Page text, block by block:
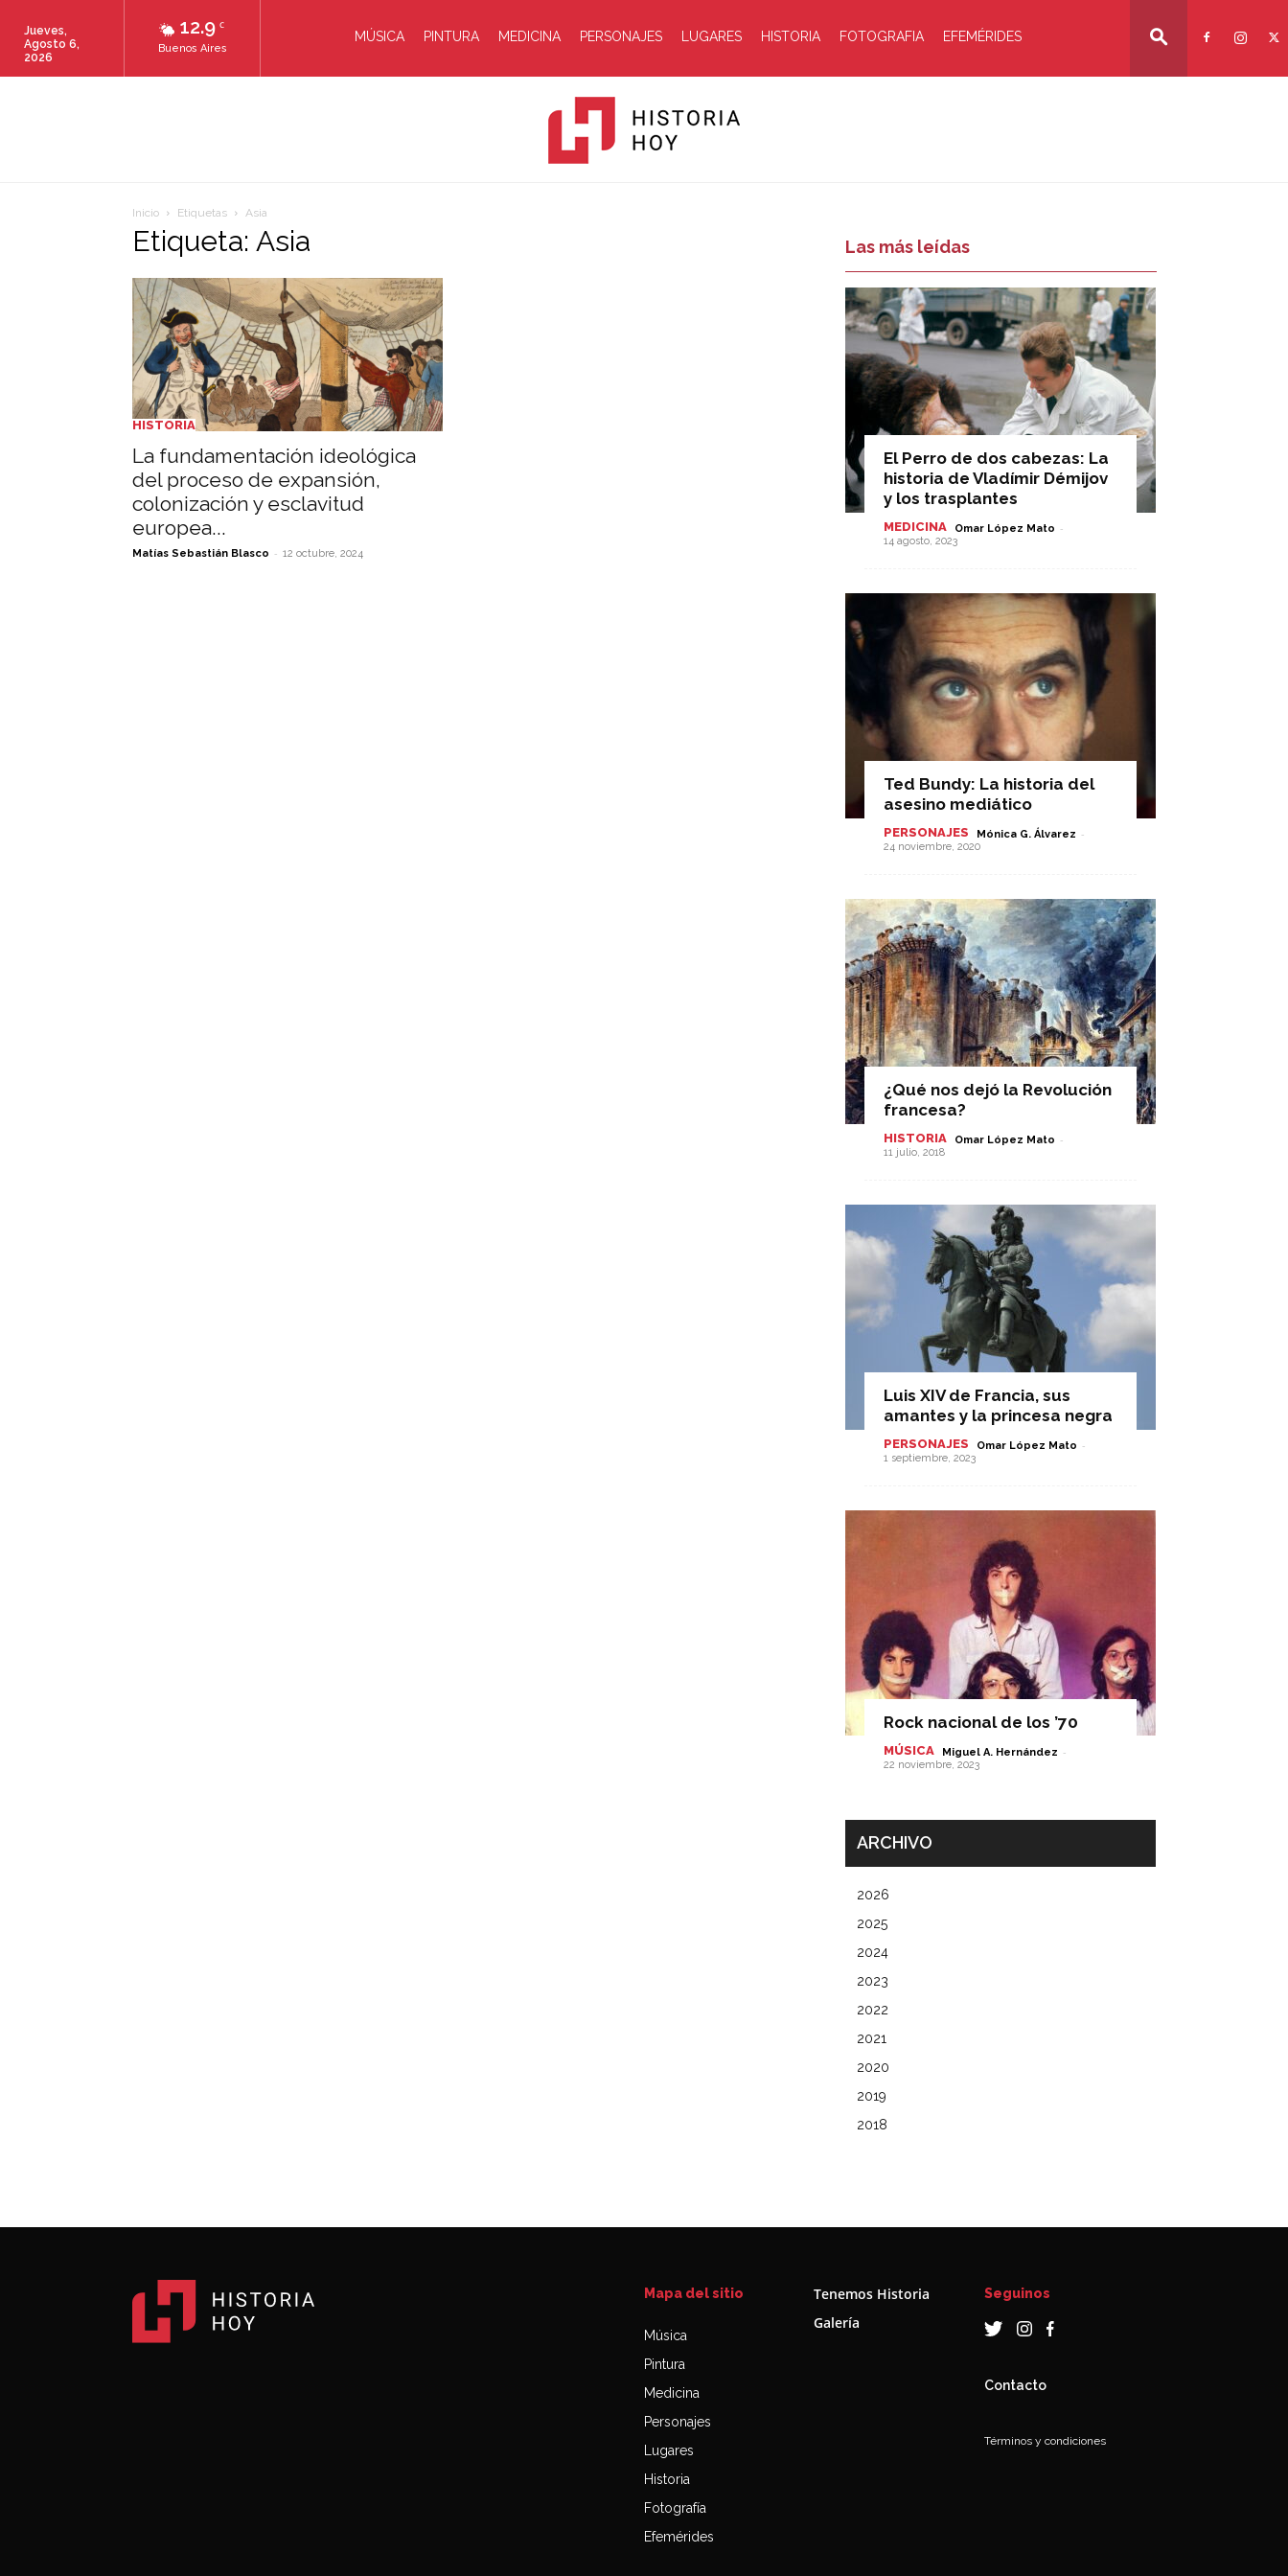
12.9 C
Buenos Aires
Jueves,
Agosto 6,
2026
MÚSICA PINTURA MEDICINA PERSONAJES LUGARES HISTORIA FOTOGRAFIA EFEMÉRIDES
Inicio Etiquetas Asia
Etiqueta: Asia
HISTORIA
La fundamentación ideológica
del proceso de expansión,
colonización y esclavitud
europea...
Matías Sebastián Blasco - 12 octubre, 2024
Las más leídas
El Perro de dos cabezas: La
historia de Vladímir Démijov
y los trasplantes
MEDICINA Omar López Mato -
14 agosto, 2023
Ted Bundy: La historia del
asesino mediático
PERSONAJES Mónica G. Álvarez -
24 noviembre, 2020
¿Qué nos dejó la Revolución
francesa?
HISTORIA Omar López Mato -
11 julio, 2018
Luis XIV de Francia, sus
amantes y la princesa negra
PERSONAJES Omar López Mato -
1 septiembre, 2023
Rock nacional de los ’70
MÚSICA Miguel A. Hernández -
22 noviembre, 2023
ARCHIVO
2026
2025
2024
2023
2022
2021
2020
2019
2018
Mapa del sitio
Música
Pintura
Medicina
Personajes
Lugares
Historia
Fotografía
Efemérides
Tenemos Historia
Galería
Seguinos
Contacto
Términos y condiciones